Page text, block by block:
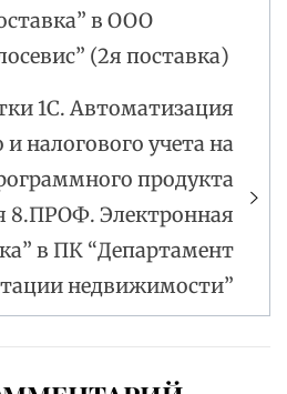
в ООО
(2я поставка)
1С. Автоматизация
и налогового учета на
продукта
8.ПРОФ. Электронная
в ПК “Департамент
недвижимости”